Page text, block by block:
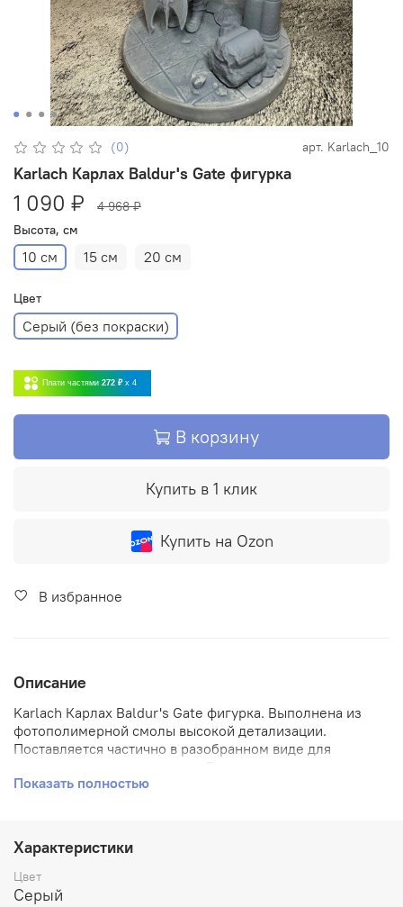
(0) арт. Karlach_10
Karlach Карлах Baldur's Gate фигурка
1 090 ₽
4 968 ₽
Высота, см
10 см 15 см 20 см
Цвет
Серый (без покраски)
Плати частями 272 ₽ x 4
В корзину
Купить в 1 клик
Купить на Ozon
В избранное
Описание
Karlach Карлах Baldur's Gate фигурка. Выполнена из
фотополимерной смолы высокой детализации.
Поставляется частично в разобранном виде для
части при помощи суперклея.
Показать полностью
Характеристики
Цвет
Серый